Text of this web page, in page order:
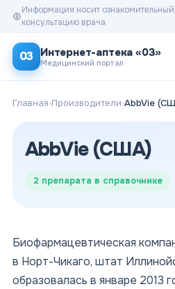
Информация носит ознакомительный
консультацию врача.
03 Интернет-аптека «03»
Медицинский портал
Главная›Производители›AbbVie
AbbVie (США)
2 препарата в справочнике
Биофармацевтическая
в Норт-Чикаго, штат
образовалась в январе 2013